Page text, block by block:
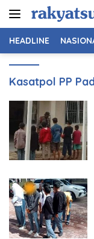
HEADLINE
Kasatpol PP